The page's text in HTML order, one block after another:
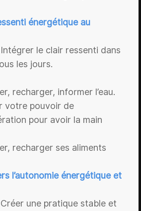
énergétique au
Intégrer le clair ressenti dans
les jours.
recharger, informer l’eau.
votre pouvoir de
pour avoir la main
recharger ses aliments
l’autonomie énergétique et
Créer une pratique stable et